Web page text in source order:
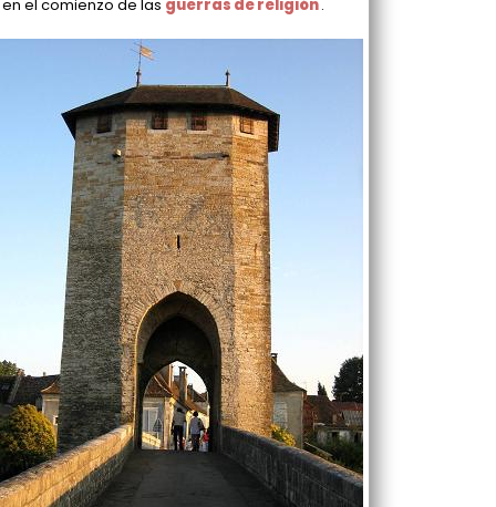
en el comienzo de las guerras de religión.